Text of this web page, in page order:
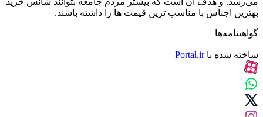
بهترین اجناس با مناسب ترین قیمت ها را داشته باشند.
گواهینامه‌ها
ساخته شده باPortal.ir